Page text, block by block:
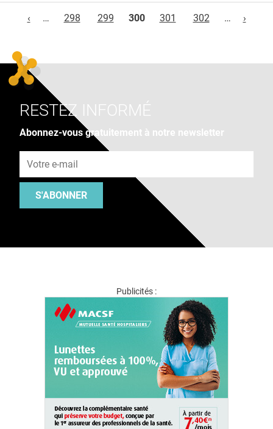
‹
… 298 299 300 301 302 … ›
RESTEZ INFORMÉ
Abonnez-vous gratuitement à notre newsletter
S'ABONNER
Publicités :